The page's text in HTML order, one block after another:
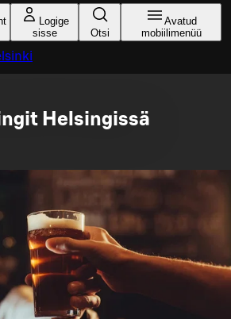
Logige
sisse
Otsi
Avatud
mobiilimenüü
Helsingissä